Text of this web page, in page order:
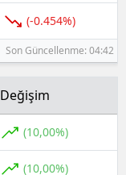
(-0.454%)
Son Güncellenme: 04:42
Değişim
(10,00%)
(10,00%)